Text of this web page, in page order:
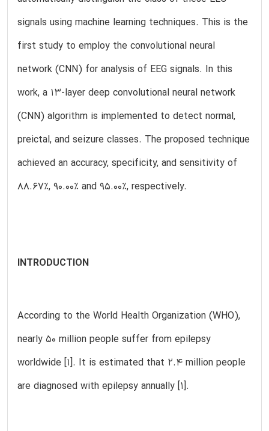
signals using machine learning techniques. This is the
first study to employ the convolutional neural
network (CNN) for analysis of EEG signals. In this
work, a 13-layer deep convolutional neural network
(CNN) algorithm is implemented to detect normal,
preictal, and seizure classes. The proposed technique
achieved an accuracy, specificity, and sensitivity of
88.67%, 90.00% and 95.00%, respectively.
INTRODUCTION
According to the World Health Organization (WHO),
nearly 50 million people suffer from epilepsy
worldwide [1]. It is estimated that 2.4 million people
are diagnosed with epilepsy annually [1].